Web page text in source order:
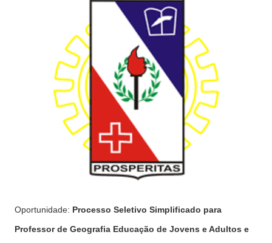
Oportunidade: Processo Seletivo Simplificado para
Professor de Geografia Educação de Jovens e Adultos e